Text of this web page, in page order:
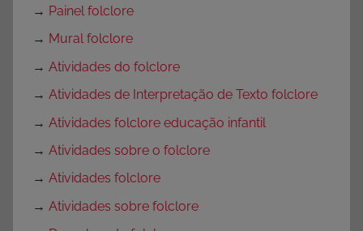
→ Painel folclore
→ Mural folclore
→ Atividades do folclore
→ Atividades de Interpretação de Texto folclore
→ Atividades folclore educação infantil
→ Atividades sobre o folclore
→ Atividades folclore
→ Atividades sobre folclore